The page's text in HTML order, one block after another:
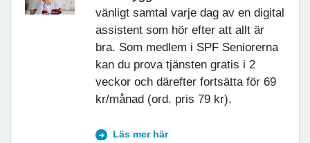
vänligt samtal varje dag av en digital
assistent som hör efter att allt är
bra. Som medlem i SPF Seniorerna
kan du prova tjänsten gratis i 2
veckor och därefter fortsätta för 69
kr/månad (ord. pris 79 kr).
Läs mer här